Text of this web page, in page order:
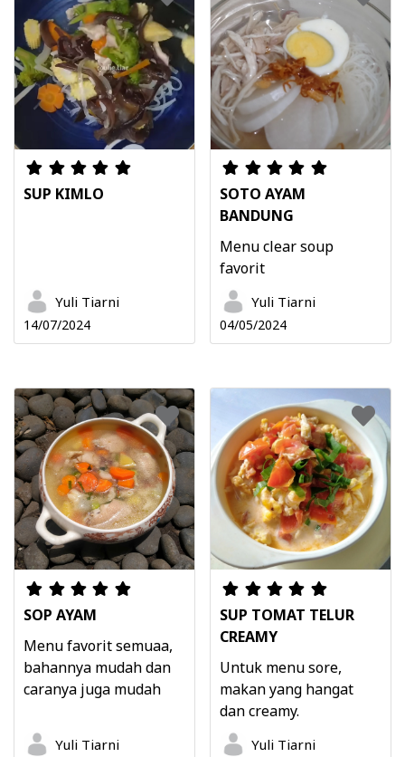
SUP KIMLO
Yuli Tiarni
14/07/2024
SOTO AYAM
BANDUNG
Menu clear soup
favorit
Yuli Tiarni
04/05/2024
SOP AYAM
Menu favorit semuaa,
bahannya mudah dan
caranya juga mudah
Yuli Tiarni
SUP TOMAT TELUR
CREAMY
Untuk menu sore,
makan yang hangat
dan creamy.
Yuli Tiarni